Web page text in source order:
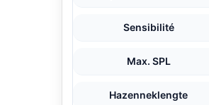
Sensibilité
Max. SPL
Hazenneklengte